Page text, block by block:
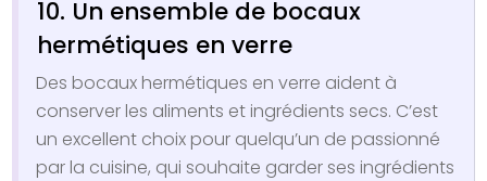
10. Un ensemble de bocaux
hermétiques en verre
Des bocaux hermétiques en verre aident à
conserver les aliments et ingrédients secs. C’est
un excellent choix pour quelqu’un de passionné
par la cuisine, qui souhaite garder ses ingrédients